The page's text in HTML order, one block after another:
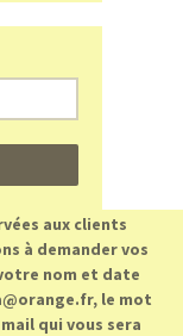
aux clients
à demander vos
nom et date
le mot
qui vous sera